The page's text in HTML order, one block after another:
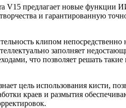
V15 предлагает новые функции
и гарантированную
клипом
заполняет
что позволяет решать такие
цель использования кисти,
краев и размытия